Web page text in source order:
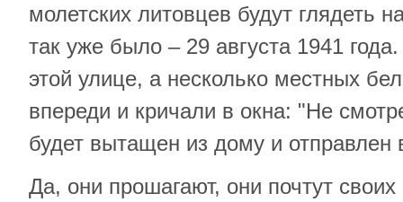
молетских литовцев будут глядеть
так уже было – 29 августа 1941
этой улице, а несколько местных
впереди и кричали в окна: "Не
будет вытащен из дому и отправлен
Да, они прошагают, они почтут